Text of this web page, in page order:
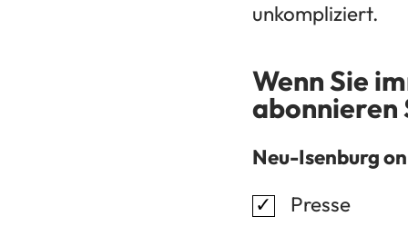
unkompliziert.
Wenn Sie
abonnieren
Neu-Isenburg
Presse